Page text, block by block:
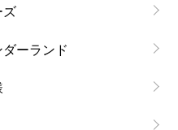
ズ
ーランド